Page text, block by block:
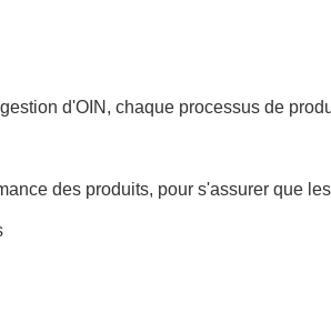
d'OIN, chaque processus de
des produits, pour s'assurer que les